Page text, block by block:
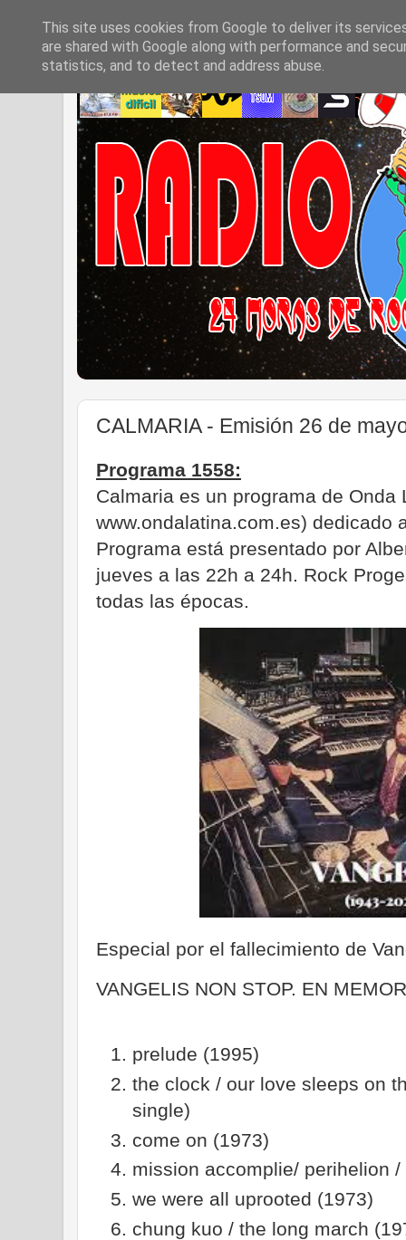
CALMARIA - Emisión 26 de
Programa 1558:
Calmaria es un programa de Onda
www.ondalatina.com.es) dedicado
Programa está presentado por
jueves a las 22h a 24h. Rock
todas las épocas.
Especial por el fallecimiento de
VANGELIS NON STOP. EN
prelude (1995)
the clock / our love sleeps on
single)
come on (1973)
mission accomplie/ perihelion
we were all uprooted (1973)
chung kuo / the long march
This site uses cookies from Google to deliver its
are shared with Google along with performance and
statistics, and to detect and address abuse.